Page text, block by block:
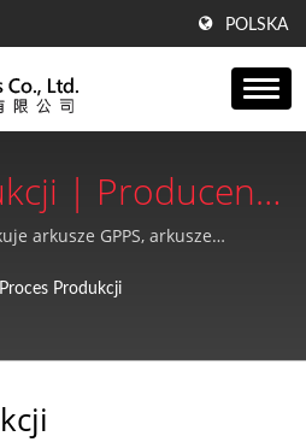
POLSKA
| Producent
Arkuszy
PE Od
arkusze GPPS, arkusze
Proces Produkcji